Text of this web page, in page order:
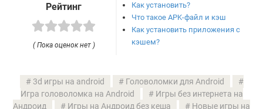
Рейтинг
( Пока оценок нет )
Как установить?
Что такое APK-файл и кэш
Как установить приложения с
кэшем?
3d игры на android
Головоломки для Android
Игра головоломка на Android
Игры без интернета на
Андроид
Игры на Андроид без кеша
Новые игры на